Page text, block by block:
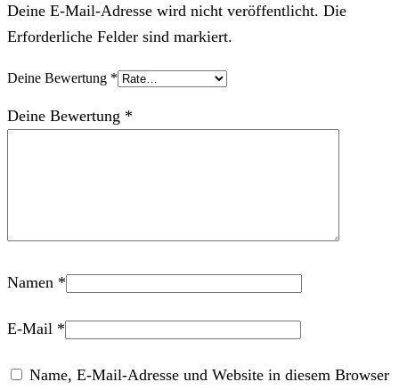
Deine E-Mail-Adresse wird nicht veröffentlicht. Die
Erforderliche Felder sind markiert.
Deine Bewertung *
Deine Bewertung *
Namen *
E-Mail *
Name, E-Mail-Adresse und Website in diesem Browser